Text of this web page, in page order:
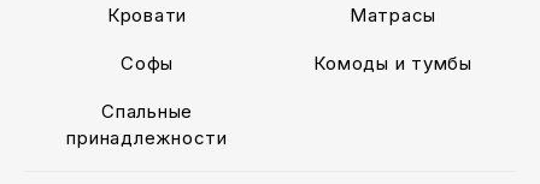
Кровати Матрасы
Софы Комоды и тумбы
Спальные
принадлежности